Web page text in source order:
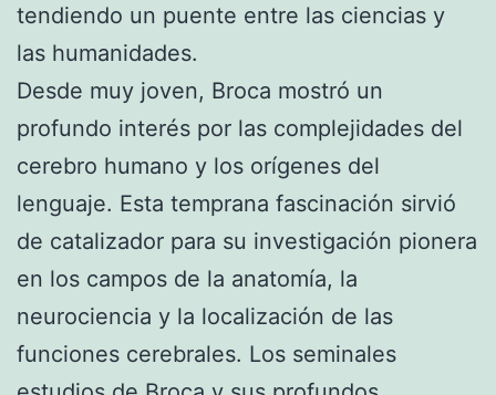
tendiendo un puente entre las ciencias y
las humanidades.
Desde muy joven, Broca mostró un
profundo interés por las complejidades del
cerebro humano y los orígenes del
lenguaje. Esta temprana fascinación sirvió
de catalizador para su investigación pionera
en los campos de la anatomía, la
neurociencia y la localización de las
funciones cerebrales. Los seminales